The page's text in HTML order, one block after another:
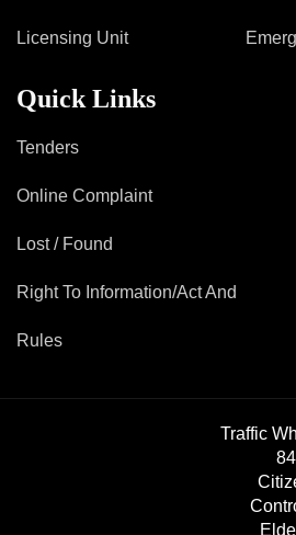
Licensing Unit
Quick Links
Tenders
Online Complaint
Lost / Found
Right To Information/Act And
Rules
Traffic